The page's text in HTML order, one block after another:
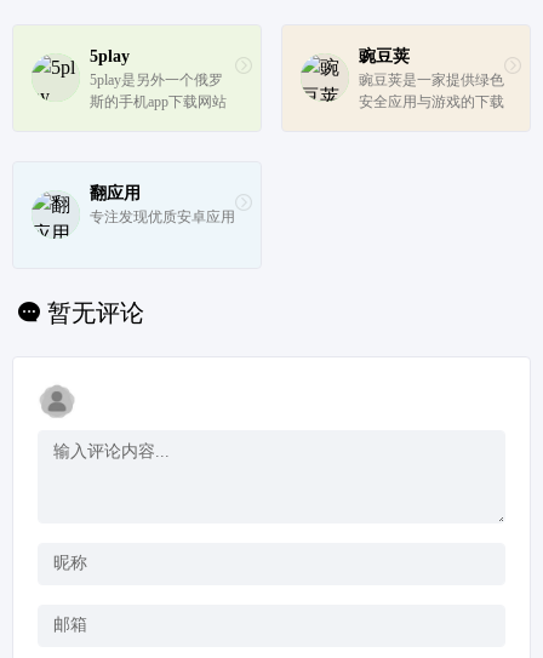
手机游戏丰富多彩,App
China应用汇是安卓网
上最贴心的Android软
5play
5play是另外一个俄罗
斯的手机app下载网站
豌豆荚
豌豆荚是一家提供绿色
安全应用与游戏的下载
翻应用
专注发现优质安卓应用
暂无评论